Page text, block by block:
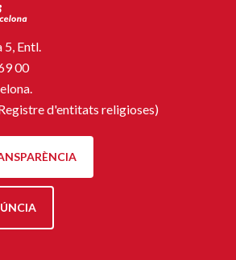
5, Entl.
00
d'entitats religioses)